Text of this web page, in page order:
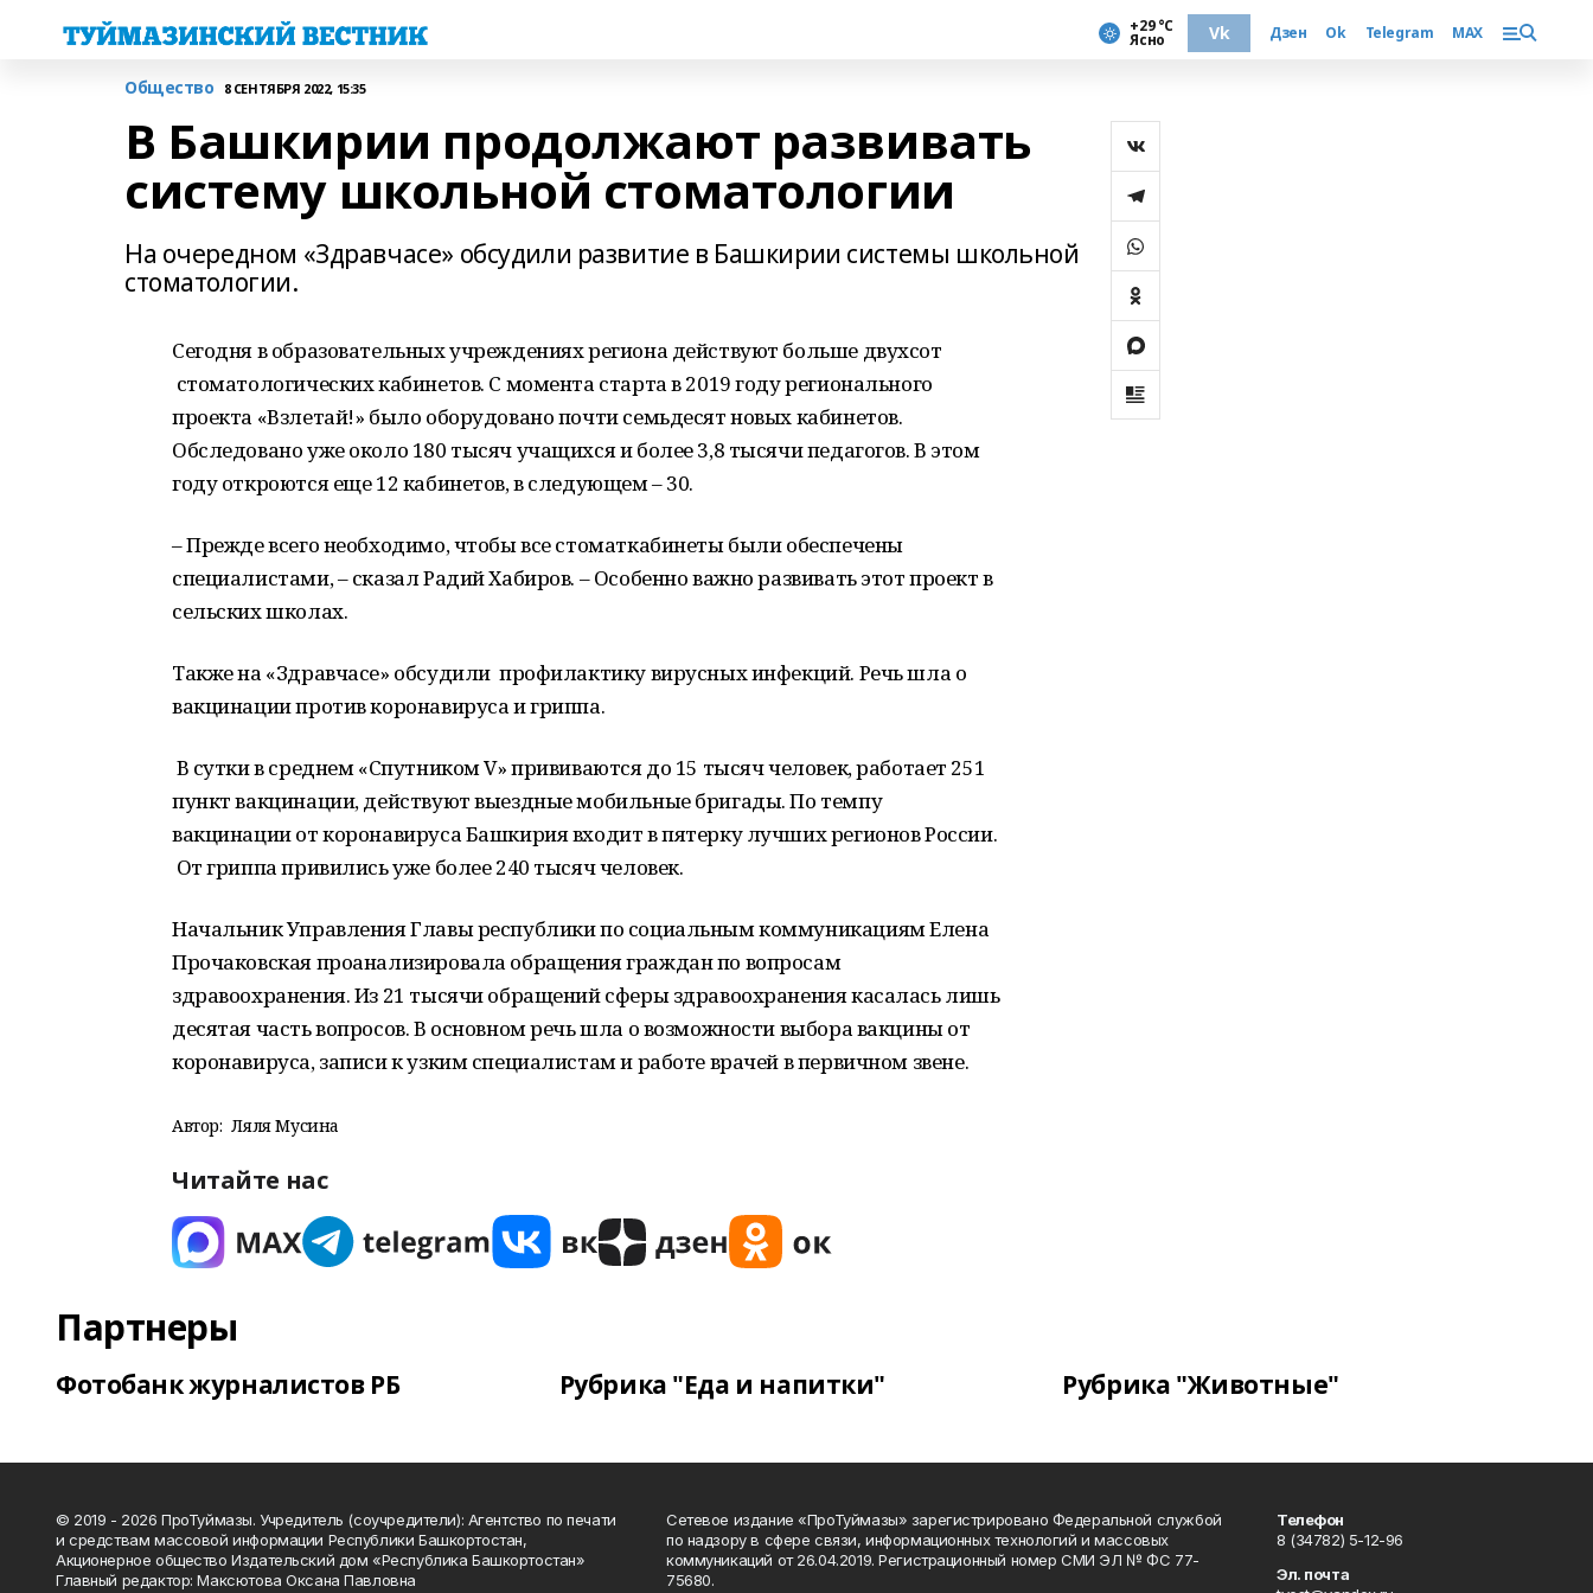
+29 °С
Ясно Vk Дзен Ok Telegram MAX
Общество 8 СЕНТЯБРЯ 2022, 15:35
В Башкирии продолжают развивать
систему школьной стоматологии
На очередном «Здравчасе» обсудили развитие в Башкирии системы школьной
стоматологии.
Сегодня в образовательных учреждениях региона действуют больше двухсот
стоматологических кабинетов. С момента старта в 2019 году регионального
проекта «Взлетай!» было оборудовано почти семьдесят новых кабинетов.
Обследовано уже около 180 тысяч учащихся и более 3,8 тысячи педагогов. В этом
году откроются еще 12 кабинетов, в следующем – 30.
– Прежде всего необходимо, чтобы все стоматкабинеты были обеспечены
специалистами, – сказал Радий Хабиров. – Особенно важно развивать этот проект в
сельских школах.
Также на «Здравчасе» обсудили профилактику вирусных инфекций. Речь шла о
вакцинации против коронавируса и гриппа.
В сутки в среднем «Спутником V» прививаются до 15 тысяч человек, работает 251
пункт вакцинации, действуют выездные мобильные бригады. По темпу
вакцинации от коронавируса Башкирия входит в пятерку лучших регионов России.
От гриппа привились уже более 240 тысяч человек.
Начальник Управления Главы республики по социальным коммуникациям Елена
Прочаковская проанализировала обращения граждан по вопросам
здравоохранения. Из 21 тысячи обращений сферы здравоохранения касалась лишь
десятая часть вопросов. В основном речь шла о возможности выбора вакцины от
коронавируса, записи к узким специалистам и работе врачей в первичном звене.
Автор: Ляля Мусина
Читайте нас
Партнеры
Фотобанк журналистов РБ Рубрика "Еда и напитки" Рубрика "Животные"
© 2019 - 2026 ПроТуймазы. Учредитель (соучредители): Агентство по печати
и средствам массовой информации Республики Башкортостан,
Акционерное общество Издательский дом «Республика Башкортостан»
Главный редактор: Максютова Оксана Павловна
Сетевое издание «ПроТуймазы» зарегистрировано Федеральной службой
по надзору в сфере связи, информационных технологий и массовых
коммуникаций от 26.04.2019. Регистрационный номер СМИ ЭЛ № ФС 77-
75680.
Телефон
8 (34782) 5-12-96
Эл. почта